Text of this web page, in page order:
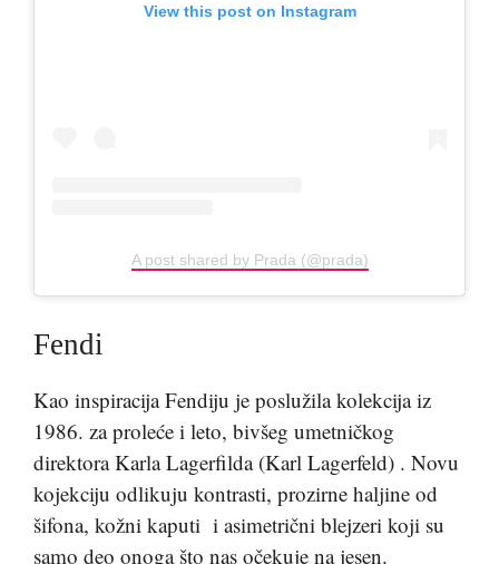
View this post on Instagram
A post shared by Prada (@prada)
Fendi
Kao inspiracija Fendiju je poslužila kolekcija iz
1986. za proleće i leto, bivšeg umetničkog
direktora Karla Lagerfilda (Karl Lagerfeld) . Novu
kojekciju odlikuju kontrasti, prozirne haljine od
šifona, kožni kaputi i asimetrični blejzeri koji su
samo deo onoga što nas očekuje na jesen.